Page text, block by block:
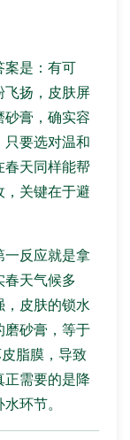
案是：有可
飞扬，皮肤屏
膏，确实容
要选对温和
春天同样能帮
关键在于避
一反应就是拿
春天气候多
皮肤的锁水
磨砂膏，等于
脂膜，导致
需要的是降
环节。